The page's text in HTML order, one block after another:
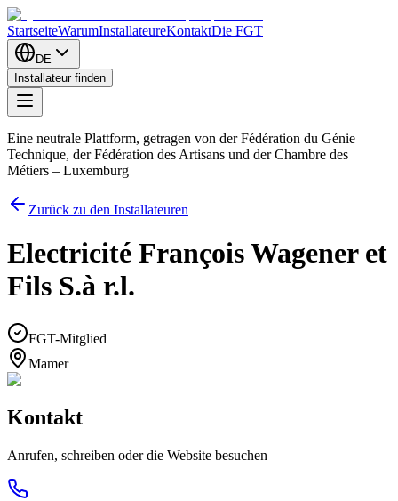
StartseiteWarumInstallateureKontaktDie FGT
DE
Installateur finden
Eine neutrale Plattform, getragen von der Fédération du Génie
Technique, der Fédération des Artisans und der Chambre des
Métiers – Luxemburg
Zurück zu den Installateuren
Electricité François Wagener et
Fils S.à r.l.
FGT-Mitglied
Mamer
Kontakt
Anrufen, schreiben oder die Website besuchen